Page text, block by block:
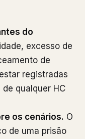
do
excesso de
de
registradas
qualquer HC
os cenários. O
de uma prisão